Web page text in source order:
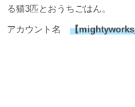
る猫3匹とおうちごはん。
アカウント名 【